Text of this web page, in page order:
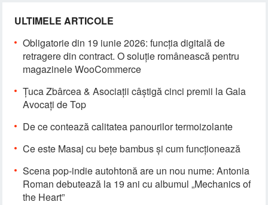
ULTIMELE ARTICOLE
Obligatorie din 19 iunie 2026: funcția digitală de
retragere din contract. O soluție românească pentru
magazinele WooCommerce
Țuca Zbârcea & Asociații câștigă cinci premii la Gala
Avocați de Top
De ce contează calitatea panourilor termoizolante
Ce este Masaj cu bețe bambus și cum funcționează
Scena pop-indie autohtonă are un nou nume: Antonia
Roman debutează la 19 ani cu albumul „Mechanics of
the Heart”